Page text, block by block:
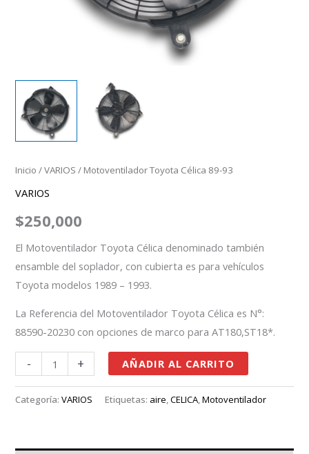
Inicio /VARIOS / Motoventilador Toyota Célica 89-93
VARIOS
$250,000
El Motoventilador Toyota Célica denominado también
ensamble del soplador, con cubierta es para vehículos
Toyota modelos 1989 – 1993.
La Referencia del Motoventilador Toyota Célica es N°:
88590-20230 con opciones de marco para AT180,ST18*.
- + AÑADIR AL CARRITO
Categoría:VARIOS Etiquetas: aire,CELICA,Motoventilador